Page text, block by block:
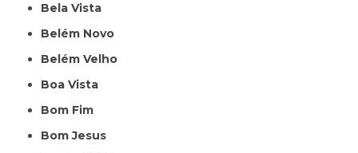
Bela Vista
Belém Novo
Belém Velho
Boa Vista
Bom Fim
Bom Jesus